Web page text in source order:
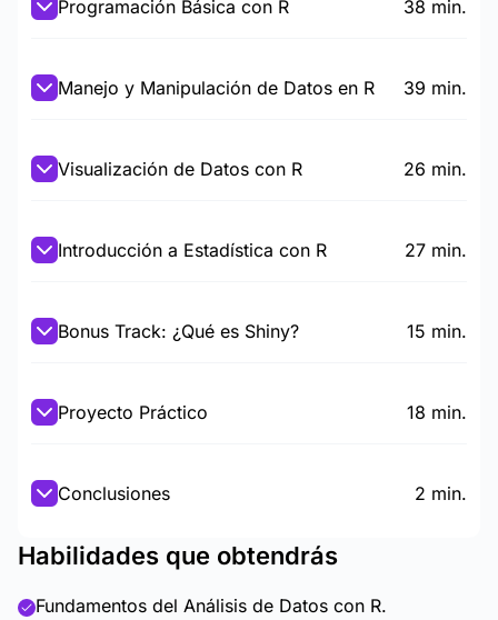
Programación Básica con R 38 min.
Manejo y Manipulación de Datos en R 39 min.
Visualización de Datos con R 26 min.
Introducción a Estadística con R 27 min.
Bonus Track: ¿Qué es Shiny? 15 min.
Proyecto Práctico 18 min.
Conclusiones 2 min.
Habilidades que obtendrás
Fundamentos del Análisis de Datos con R.